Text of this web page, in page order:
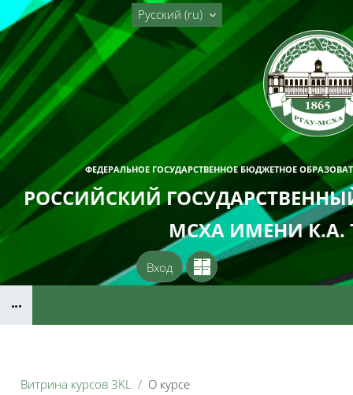
Перейти к основному содержанию
ФЕДЕРАЛЬНОЕ ГОСУДАРСТВЕННОЕ БЮДЖЕТНОЕ
РОССИЙСКИЙ
МСХА ИМЕНИ К.А.
Русский ‎(ru)‎
Вход
Витрина курсов 3KL О курсе